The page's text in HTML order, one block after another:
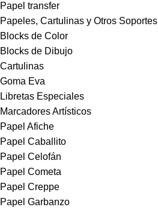
Papel transfer
Papeles, Cartulinas y Otros Soportes
Blocks de Color
Blocks de Dibujo
Cartulinas
Goma Eva
Libretas Especiales
Marcadores Artísticos
Papel Afiche
Papel Caballito
Papel Celofán
Papel Cometa
Papel Creppe
Papel Garbanzo